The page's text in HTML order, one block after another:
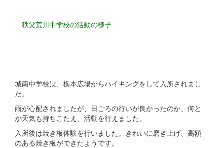
秩父荒川中学校の活動の様子
城南中学校は、栃本広場からハイキングをして入所されまし
た。
雨が心配されましたが、日ごろの行いが良かったのか、何と
か天気も持ちこたえ、活動を行えました。
入所後は焼き板体験を行いました。きれいに磨き上げ、高額
のある焼き板ができたようです。